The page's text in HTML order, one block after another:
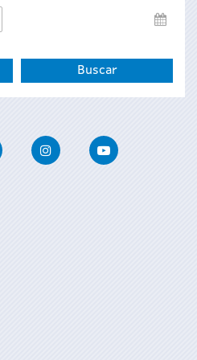
Twitter InstagramYoutube